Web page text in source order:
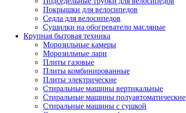
Покрышки для велосипедов
Седла для велосипедов
Сушилки на обогреватели масляные
Крупная бытовая техника
Морозильные камеры
Морозильные лари
Плиты газовые
Плиты комбинированные
Плиты электрические
Стиральные машины вертикальные
Стиральные машины полуавтоматические
Стиральные машины с сушкой